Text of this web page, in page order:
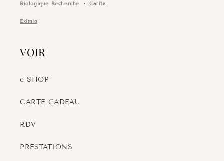
Biologique Recherche ・ Carita
Eximia
VOIR
e-SHOP
CARTE CADEAU
RDV
PRESTATIONS